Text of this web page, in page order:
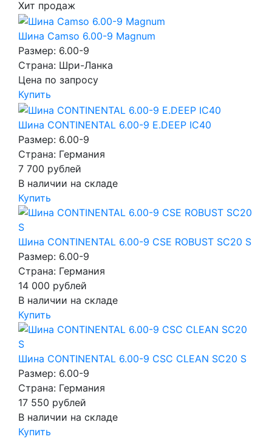
Хит продаж
Шина Camso 6.00-9 Magnum
Размер: 6.00-9
Страна: Шри-Ланка
Цена по запросу
Купить
Шина CONTINENTAL 6.00-9 E.DEEP IC40
Размер: 6.00-9
Страна: Германия
7 700 рублей
В наличии на складе
Купить
Шина CONTINENTAL 6.00-9 CSE ROBUST SC20 S
Размер: 6.00-9
Страна: Германия
14 000 рублей
В наличии на складе
Купить
Шина CONTINENTAL 6.00-9 CSC CLEAN SC20 S
Размер: 6.00-9
Страна: Германия
17 550 рублей
В наличии на складе
Купить